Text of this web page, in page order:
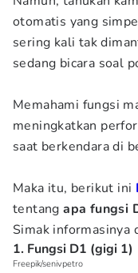
otomatis yang
sering kali tak
sedang bicara soal
Memahami fungsi
meningkatkan
saat berkendara di
Maka itu, berikut ini
tentangapa fungsi
Simak informasinya
1. Fungsi D1 (gigi 1)
Freepik/senivpetro